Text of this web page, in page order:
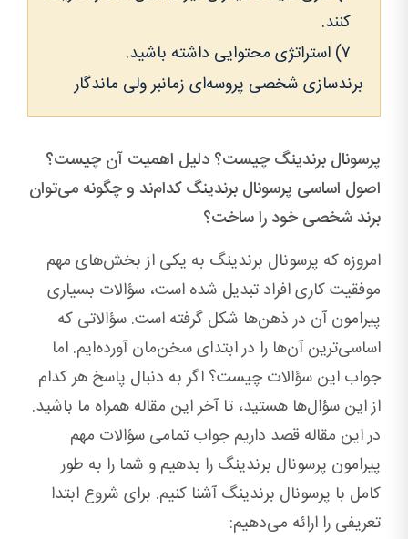
کنند.
۷) استراتژی محتوایی داشته باشید.
برندسازی شخصی پروسه‌ای زمانبر ولی ماندگار
پرسونال برندینگ چیست؟ دلیل اهمیت آن چیست؟
اصول اساسی پرسونال برندینگ کدام‌ند و چگونه می‌توان
برند شخصی خود را ساخت؟
امروزه که پرسونال برندینگ به یکی از بخش‌های مهم
موفقیت کاری افراد تبدیل شده است، سؤالات بسیاری
پیرامون آن در ذهن‌ها شکل گرفته است. سؤالاتی که
اساسی‌ترین آن‌ها را در ابتدای سخن‌مان آورده‌ایم. اما
جواب این سؤالات چیست؟ اگر به دنبال پاسخ هر کدام
از این سؤال‌ها هستید، تا آخر این مقاله همراه ما باشید.
در این مقاله قصد داریم جواب تمامی سؤالات مهم
پیرامون پرسونال برندینگ را بدهیم و شما را به طور
کامل با پرسونال برندینگ آشنا کنیم. برای شروع ابتدا
تعریفی را ارائه می‌دهیم: